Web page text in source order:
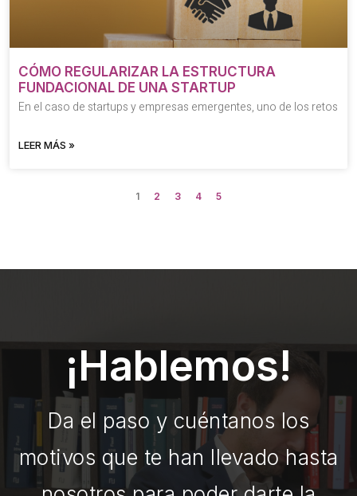
CÓMO REGULARIZAR LA ESTRUCTURA
FUNDACIONAL DE UNA STARTUP
En el caso de startups y empresas emergentes, uno de los retos
LEER MÁS »
1 2 3 4 5
¡Hablemos!
Da el paso y cuéntanos los
motivos que te han llevado hasta